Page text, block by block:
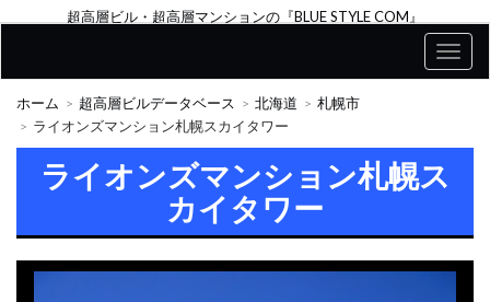
超高層ビル・超高層マンションの『BLUE STYLE COM』
ホーム 超高層ビルデータベース 北海道
札幌市
ライオンズマンション札幌スカイタワー
ライオンズマンション札幌ス
カイタワー